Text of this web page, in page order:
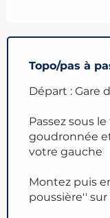
Topo/pas à
Départ : Gare
Passez sous
goudronnée
votre gauche
Montez puis
poussière''